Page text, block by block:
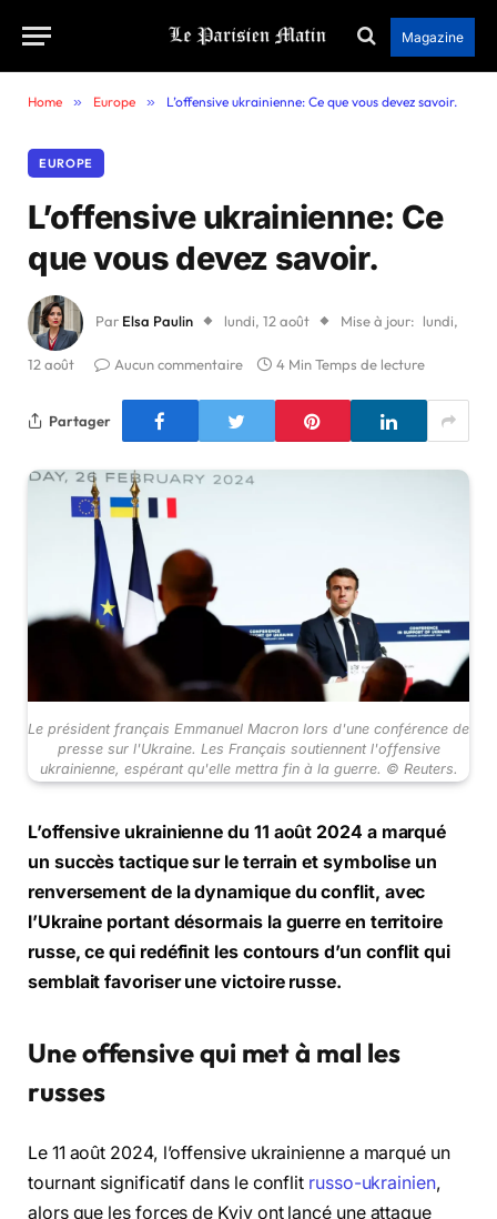
Magazine
Home » Europe » L’offensive ukrainienne: Ce que vous devez savoir.
EUROPE
L’offensive ukrainienne: Ce
que vous devez savoir.
Par Elsa Paulin lundi, 12 août Mise à jour: lundi,
12 août Aucun commentaire 4 Min Temps de lecture
Partager
Le président français Emmanuel Macron lors d'une conférence de
presse sur l'Ukraine. Les Français soutiennent l'offensive
ukrainienne, espérant qu'elle mettra fin à la guerre. © Reuters.
L’offensive ukrainienne du 11 août 2024 a marqué
un succès tactique sur le terrain et symbolise un
renversement de la dynamique du conflit, avec
l’Ukraine portant désormais la guerre en territoire
russe, ce qui redéfinit les contours d’un conflit qui
semblait favoriser une victoire russe.
Une offensive qui met à mal les
russes
Le 11 août 2024, l’offensive ukrainienne a marqué un
tournant significatif dans le conflit russo-ukrainien,
alors que les forces de Kyiv ont lancé une attaque